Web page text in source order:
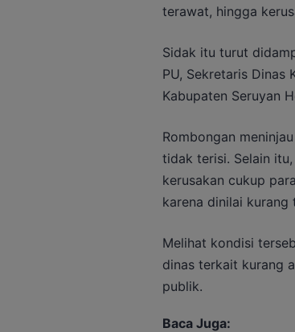
terawat, hingga
Sidak itu turut
PU, Sekretaris Dinas
Kabupaten Seruyan
Rombongan
tidak terisi. Selain
kerusakan cukup
karena dinilai kurang
Melihat kondisi
dinas terkait kurang
publik.
Baca Juga: